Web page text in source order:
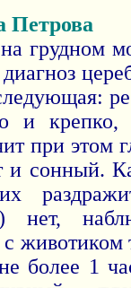
Петрова
грудном
и крепко,
при этом
и сонный.
нет,
более 1